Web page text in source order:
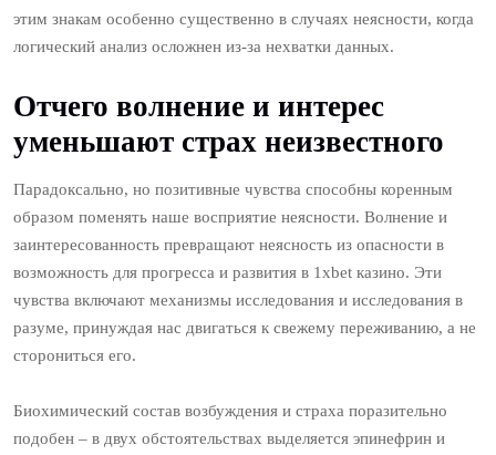
этим знакам особенно существенно в случаях неясности, когда
логический анализ осложнен из-за нехватки данных.
Отчего волнение и интерес
уменьшают страх неизвестного
Парадоксально, но позитивные чувства способны коренным
образом поменять наше восприятие неясности. Волнение и
заинтересованность превращают неясность из опасности в
возможность для прогресса и развития в 1xbet казино. Эти
чувства включают механизмы исследования и исследования в
разуме, принуждая нас двигаться к свежему переживанию, а не
сторониться его.
Биохимический состав возбуждения и страха поразительно
подобен – в двух обстоятельствах выделяется эпинефрин и